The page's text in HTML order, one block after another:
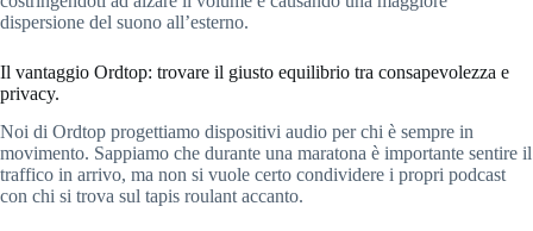
dispersione del suono all’esterno.
Il vantaggio Ordtop: trovare il giusto equilibrio tra consapevolezza e
privacy.
Noi di Ordtop progettiamo dispositivi audio per chi è sempre in
movimento. Sappiamo che durante una maratona è importante sentire il
traffico in arrivo, ma non si vuole certo condividere i propri podcast
con chi si trova sul tapis roulant accanto.